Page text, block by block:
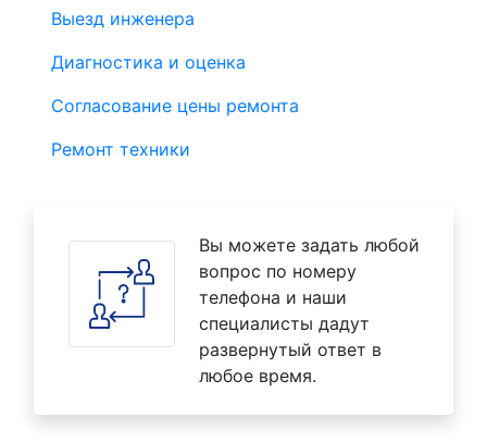
Выезд инженера
Диагностика и оценка
Согласование цены ремонта
Ремонт техники
Вы можете задать любой
вопрос по номеру
телефона и наши
специалисты дадут
развернутый ответ в
любое время.